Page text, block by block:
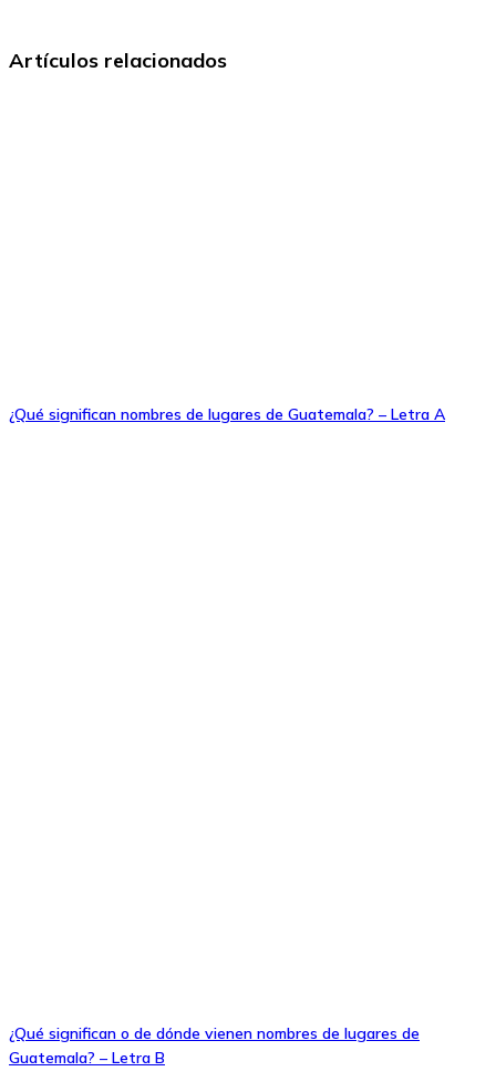
Artículos relacionados
¿Qué significan nombres de lugares de Guatemala? – Letra A
¿Qué significan o de dónde vienen nombres de lugares de
Guatemala? – Letra B